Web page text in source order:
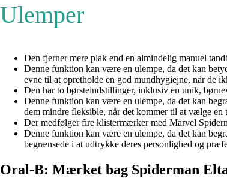
Ulemper
Den fjerner mere plak end en almindelig manuel
Denne funktion kan være en ulempe, da det kan
evne til at opretholde en god mundhygiejne, når de
Den har to børsteindstillinger, inklusiv en unik,
Denne funktion kan være en ulempe, da det kan
dem mindre fleksible, når det kommer til at vælge en
Der medfølger fire klistermærker med Marvel
Denne funktion kan være en ulempe, da det kan
begrænsede i at udtrykke deres personlighed og
Oral-B: Mærket bag Spiderman